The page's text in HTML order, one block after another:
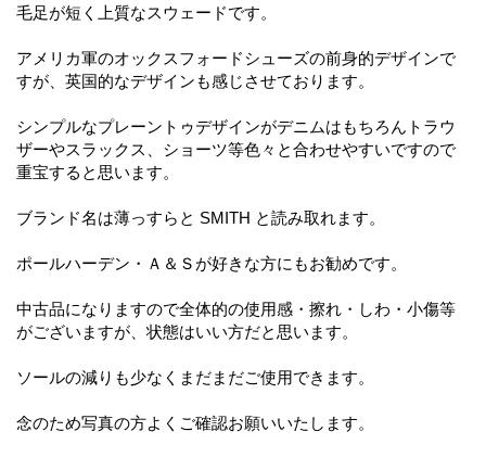
毛足が短く上質なスウェードです。
アメリカ軍のオックスフォードシューズの前身的デザインで
すが、英国的なデザインも感じさせております。
シンプルなプレーントゥデザインがデニムはもちろんトラウ
ザーやスラックス、ショーツ等色々と合わせやすいですので
重宝すると思います。
ブランド名は薄っすらと SMITH と読み取れます。
ポールハーデン・Ａ＆Ｓが好きな方にもお勧めです。
中古品になりますので全体的の使用感・擦れ・しわ・小傷等
がございますが、状態はいい方だと思います。
ソールの減りも少なくまだまだご使用できます。
念のため写真の方よくご確認お願いいたします。